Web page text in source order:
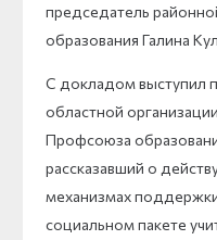
председатель
образования Галина
С докладом выступил
областной
Профсоюза
рассказавший о
механизмах
социальном пакете